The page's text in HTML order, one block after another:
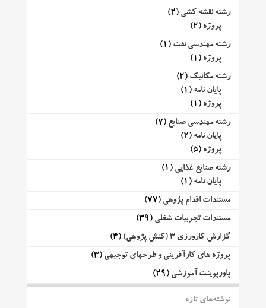
رشته نقشه کشی (2)
پروژه (2)
رشته مهندسی نفت (1)
پروژه (1)
رشته مکانیک (2)
پایان نامه (1)
پروژه (1)
رشته مهندسی صنایع (7)
پایان نامه (2)
پروژه (5)
رشته صنایع غذایی (1)
پایان نامه (1)
مستندات اقدام پژوهی (77)
مستندات تجربیات شغلی (39)
گزارش کارورزی 3 (کنش پژوهی)
(4)
پروژه های کارآفرینی و طرحهای توجیهی (3)
پاورپوینت آموزشی (29)
نوشته‌های تازه